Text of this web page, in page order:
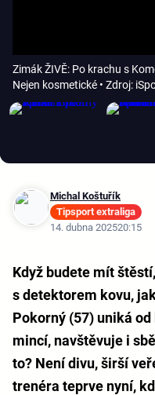
Zimák ŽIVĚ: Po krachu s
Nejen kosmetické • Zdroj:
Michal Koštuřík
Tipsport extraliga
14. dubna 202520:15
Když budete mít
s detektorem kovu,
Pokorný (57) uniká
mincí, navštěvuje i
to? Není divu, širší
trenéra teprve nyní,